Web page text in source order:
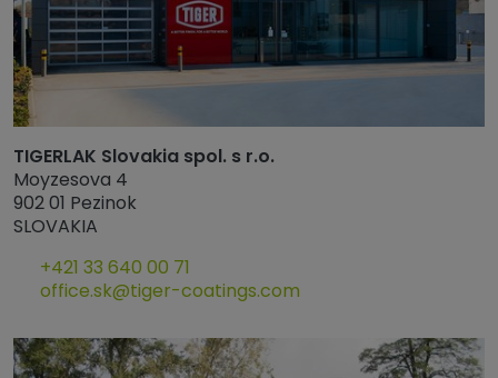
TIGERLAK Slovakia spol. s r.o.
Moyzesova 4
902 01 Pezinok
SLOVAKIA
+421 33 640 00 71
office.sk@tiger-coatings.com